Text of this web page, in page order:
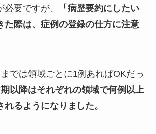
必要ですが、
「病歴要約にしたい
た際は、症例の登録の仕方に注意
では領域ごとに1例あればOKだっ
以降はそれぞれの領域で何例以上
れるようになりました。